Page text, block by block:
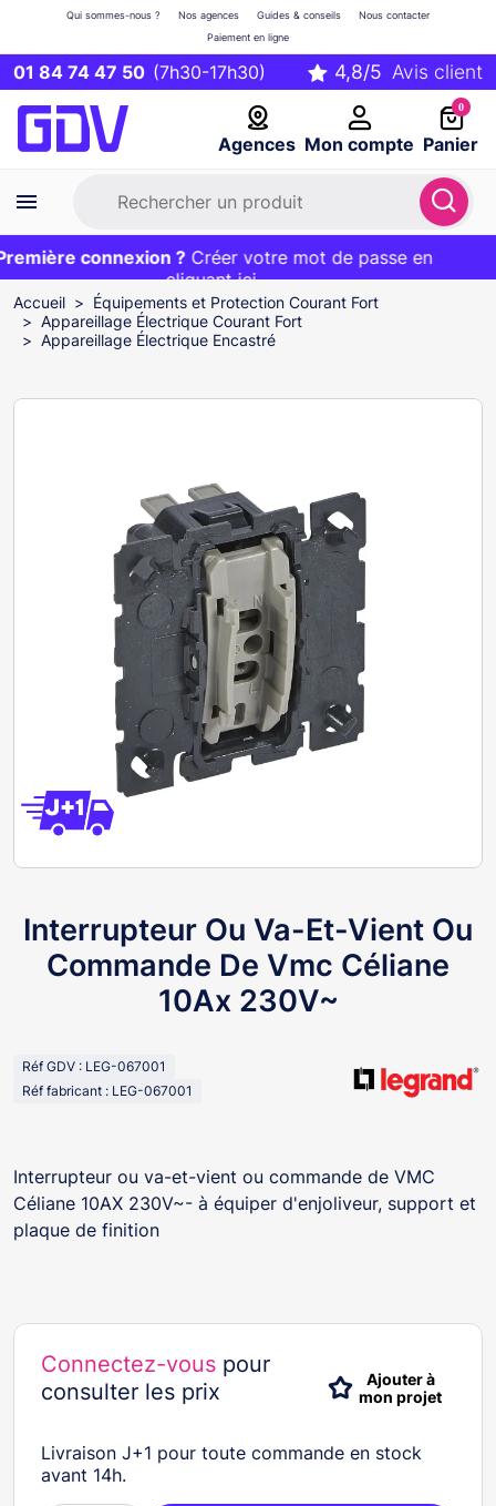
01 84 74 47 50 (7h30-17h30)
Agences Mon compte
Qui sommes-nous ? Nos agences Guides & conseils
Nous contacter
Paiement en ligne
0
Panier
Première commande ?20€ OFFERT sur votre panier
et livraison 24/48h gratuite avec le codeBIENVENUE
connexion ?Créer votre mot de passe en
cliquant ici
EXCLU WEB :
Accueil
Équipements et Protection Courant Fort
Appareillage Électrique Courant Fort
Appareillage Électrique Encastré
Interrupteur Ou Va-Et-Vient Ou
Commande De Vmc Céliane
10Ax 230V~
Réf GDV : LEG-067001
Réf fabricant : LEG-067001
Interrupteur ou va-et-vient ou commande de VMC
Céliane 10AX 230V~- à équiper d'enjoliveur, support et
plaque de finition
Connectez-vous pour
consulter les prix
Ajouter à
mon projet
Livraison J+1 pour toute commande en stock
avant 14h.